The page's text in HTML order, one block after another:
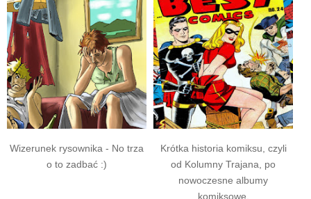
Wizerunek rysownika - No trza
o to zadbać :)
Krótka historia komiksu, czyli
od Kolumny Trajana, po
nowoczesne albumy
komiksowe.